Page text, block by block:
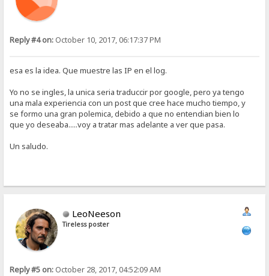
Reply #4 on: October 10, 2017, 06:17:37 PM
esa es la idea. Que muestre las IP en el log.
Yo no se ingles, la unica seria traduccir por google, pero ya tengo
una mala experiencia con un post que cree hace mucho tiempo, y
se formo una gran polemica, debido a que no entendian bien lo
que yo deseaba.....voy a tratar mas adelante a ver que pasa.
Un saludo.
LeoNeeson
Tireless poster
Reply #5 on: October 28, 2017, 04:52:09 AM